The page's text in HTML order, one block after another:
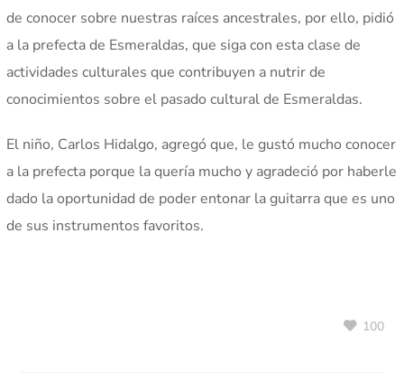
de conocer sobre nuestras raíces ancestrales, por ello, pidió
a la prefecta de Esmeraldas, que siga con esta clase de
actividades culturales que contribuyen a nutrir de
conocimientos sobre el pasado cultural de Esmeraldas.
El niño, Carlos Hidalgo, agregó que, le gustó mucho conocer
a la prefecta porque la quería mucho y agradeció por haberle
dado la oportunidad de poder entonar la guitarra que es uno
de sus instrumentos favoritos.
100